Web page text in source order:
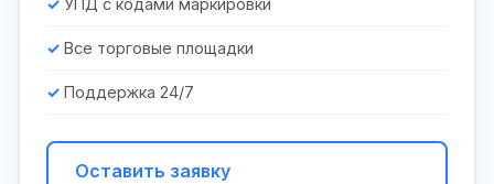
УПД с кодами маркировки
Все торговые площадки
Поддержка 24/7
Оставить заявку